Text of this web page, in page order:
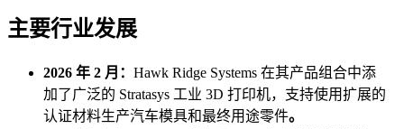
主要行业发展
2026 年 2 月： Hawk Ridge Systems 在其产品组合中添
加了广泛的 Stratasys 工业 3D 打印机，支持使用扩展的
认证材料生产汽车模具和最终用途零件。